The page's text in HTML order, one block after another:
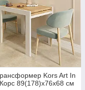
Kors Art In
89(178)x76x68 см